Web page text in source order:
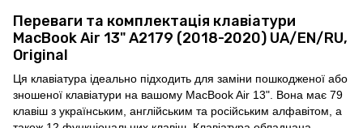
Переваги та комплектація клавіатури
MacBook Air 13" A2179 (2018-2020) UA/EN/RU,
Original
Ця клавіатура ідеально підходить для заміни пошкодженої або
зношеної клавіатури на вашому MacBook Air 13". Вона має 79
клавіш з українським, англійським та російським алфавітом, а